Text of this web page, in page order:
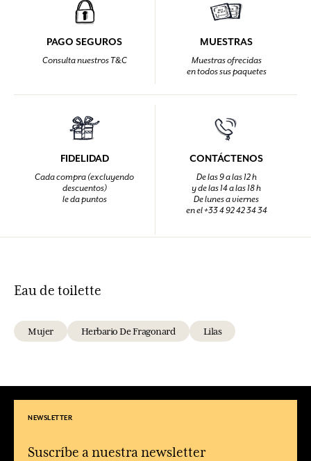
PAGO SEGUROS
Consulta nuestros T&C
MUESTRAS
Muestras ofrecidas
en todos sus paquetes
FIDELIDAD
Cada compra (excluyendo
descuentos)
le da puntos
CONTÁCTENOS
De las 9 a las 12 h
y de las 14 a las 18 h
De lunes a viernes
en el +33 4 92 42 34 34
Eau de toilette
Mujer Herbario De Fragonard Lilas
NEWSLETTER
Suscríbe a nuestra newsletter